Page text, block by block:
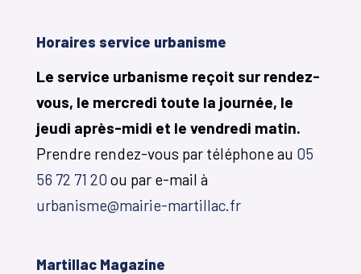
Horaires service urbanisme
Le service urbanisme reçoit sur rendez-
vous, le mercredi toute la journée, le
jeudi après-midi et le vendredi matin.
Prendre rendez-vous par téléphone au 05
56 72 71 20 ou par e-mail à
urbanisme@mairie-martillac.fr
Martillac Magazine